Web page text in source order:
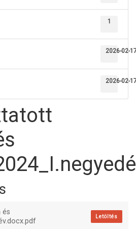
1
2026-02-
2026-02-
és
Letöltés